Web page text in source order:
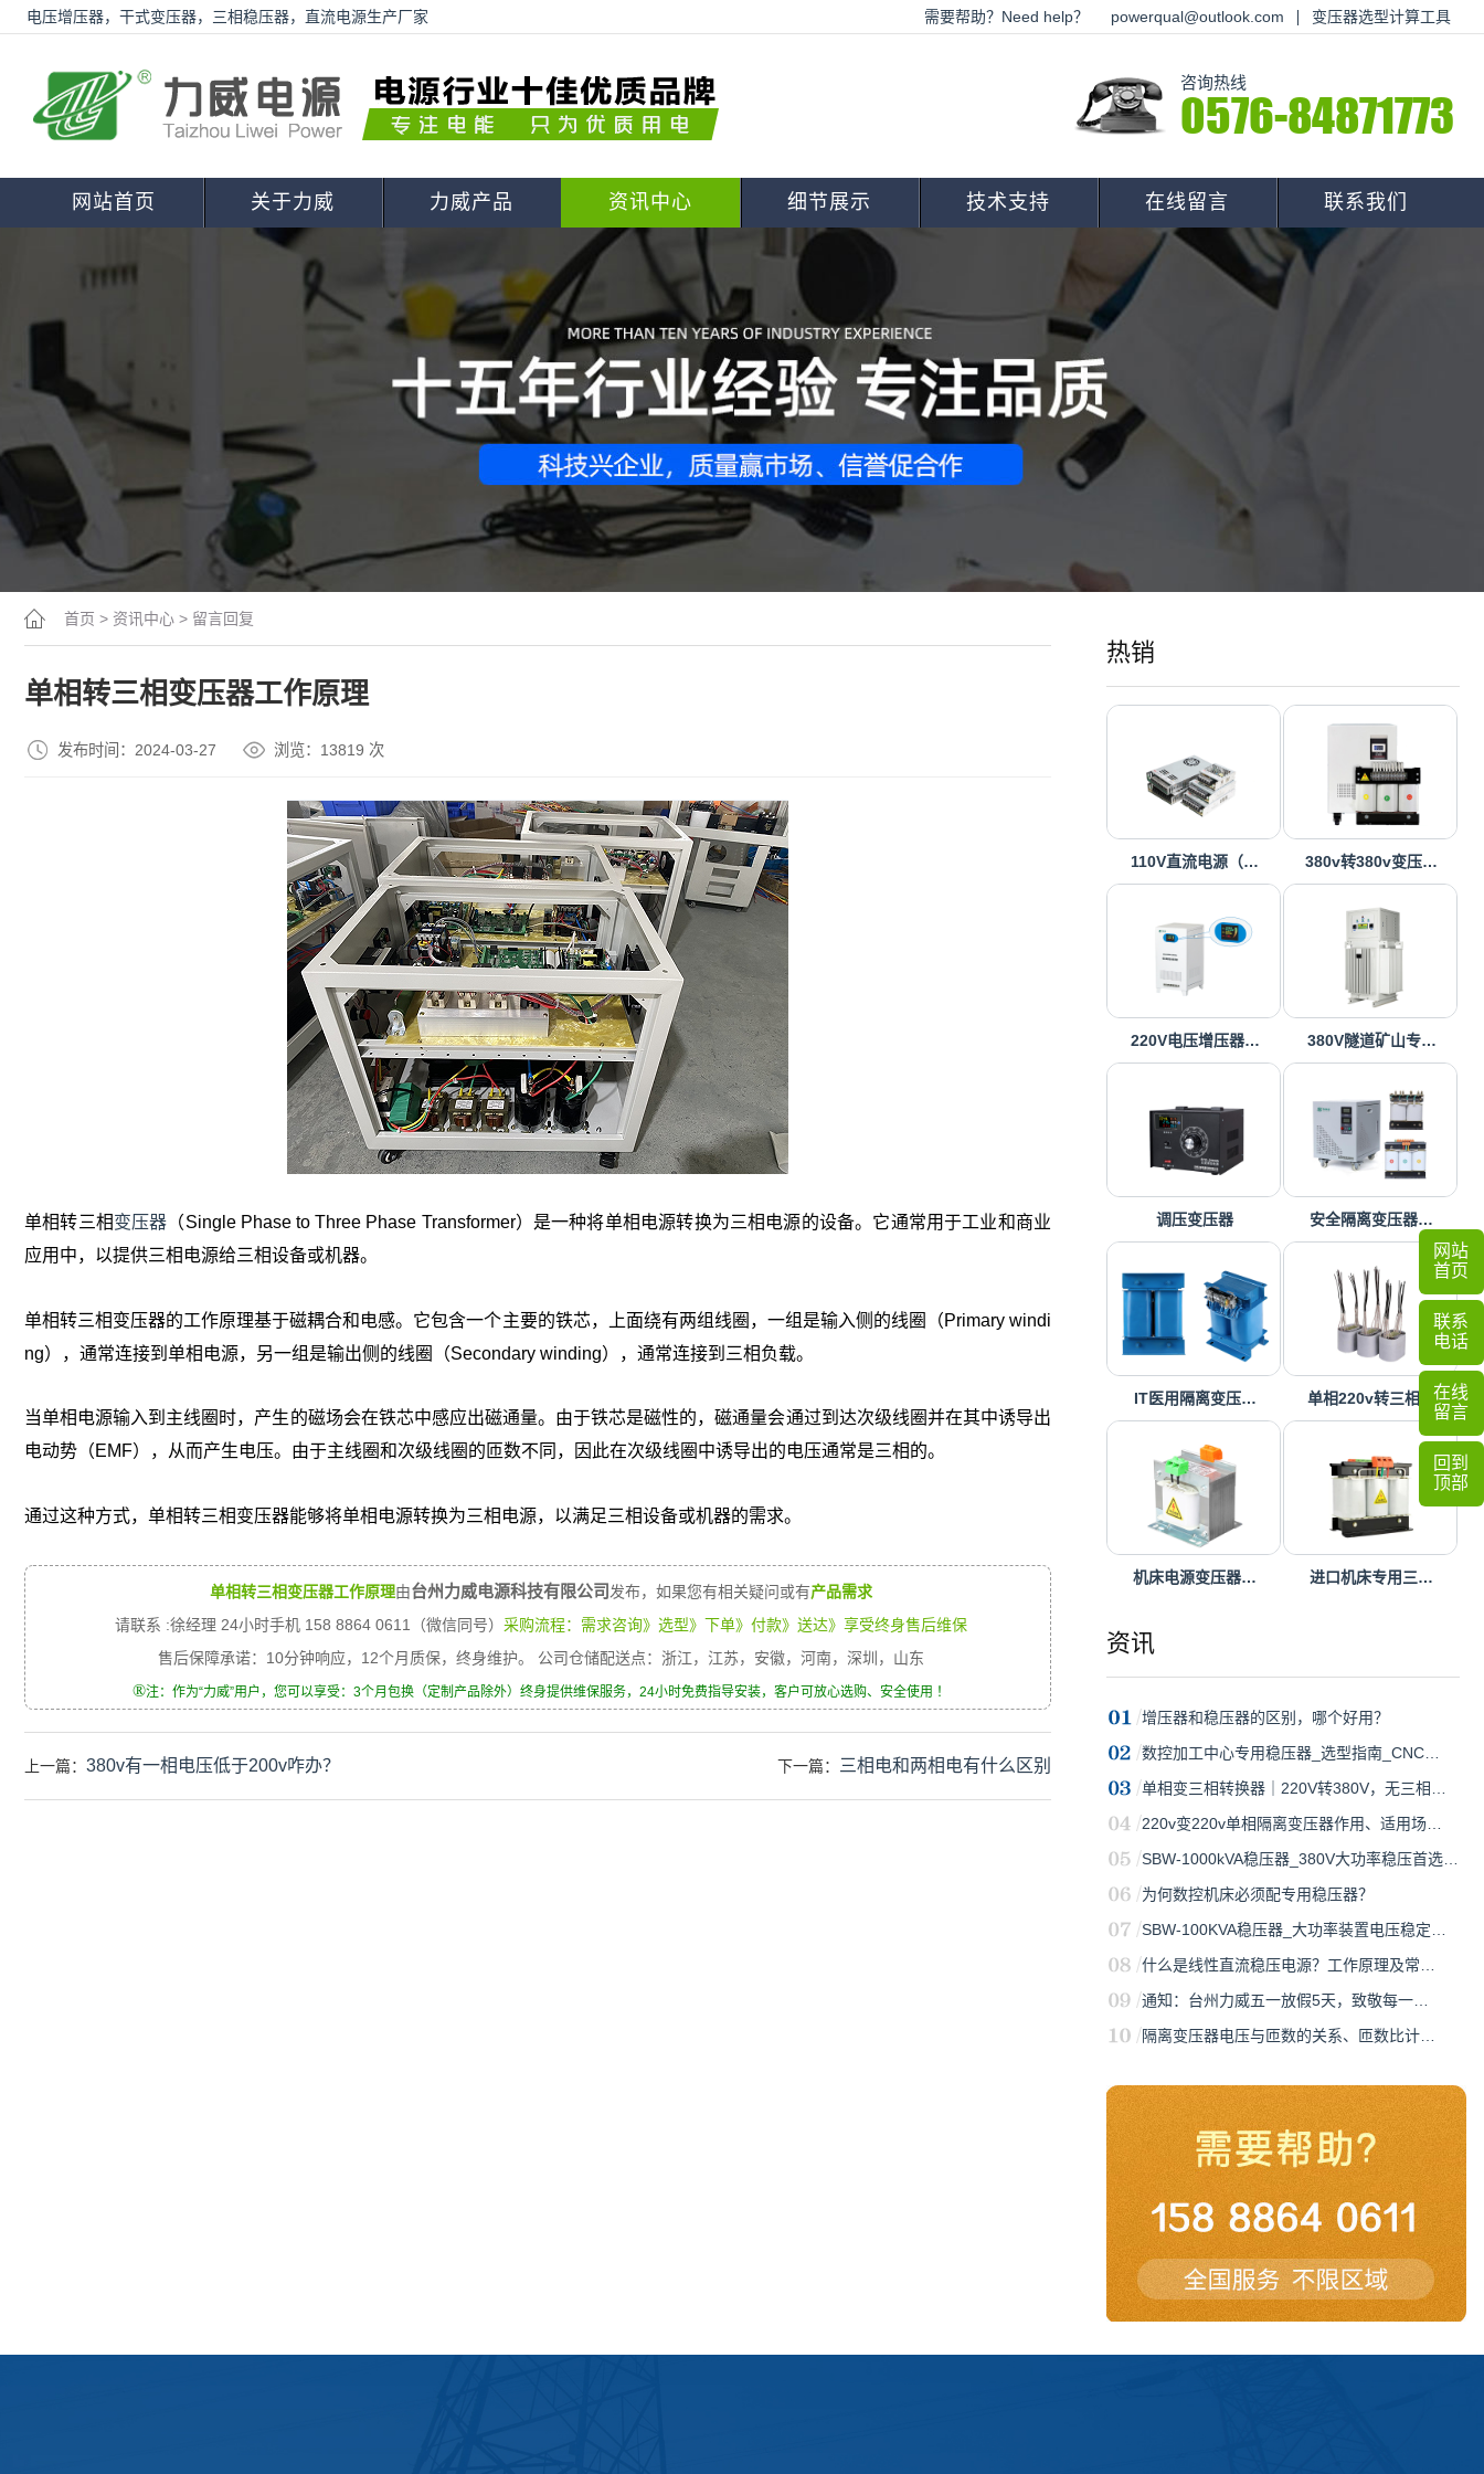
电压增压器，干式变压器，三相稳压器，直流电源生产厂家 需要帮助？Need help？ powerqual@outlook.com 变压器选型计算工具
咨询热线
0576-84871773
网站首页 关于力威 力威产品 资讯中心 细节展示 技术支持 在线留言 联系我们
热销
110V直流电源（… 380v转380v变压…
220V电压增压器… 380V隧道矿山专…
调压变压器 安全隔离变压器…
IT医用隔离变压… 单相220v转三相…
机床电源变压器… 进口机床专用三…
资讯
增压器和稳压器的区别，哪个好用？
数控加工中心专用稳压器_选型指南_CNC…
单相变三相转换器｜220V转380V，无三相…
220v变220v单相隔离变压器作用、适用场…
SBW-1000kVA稳压器_380V大功率稳压首选…
为何数控机床必须配专用稳压器？
SBW-100KVA稳压器_大功率装置电压稳定…
什么是线性直流稳压电源？工作原理及常…
通知：台州力威五一放假5天，致敬每一…
隔离变压器电压与匝数的关系、匝数比计…
首页 > 资讯中心 > 留言回复
单相转三相变压器工作原理
发布时间：2024-03-27 浏览：13819 次
单相转三相变压器 （Single Phase to Three Phase Transformer）是一种将单相电源转换为三相电源的设备。它通常用于工业和商业
应用中，以提供三相电源给三相设备或机器。
单相转三相变压器的工作原理基于磁耦合和电感。它包含一个主要的铁芯，上面绕有两组线圈，一组是输入侧的线圈（Primary windi
ng），通常连接到单相电源，另一组是输出侧的线圈（Secondary winding），通常连接到三相负载。
当单相电源输入到主线圈时，产生的磁场会在铁芯中感应出磁通量。由于铁芯是磁性的，磁通量会通过到达次级线圈并在其中诱导出
电动势（EMF），从而产生电压。由于主线圈和次级线圈的匝数不同，因此在次级线圈中诱导出的电压通常是三相的。
通过这种方式，单相转三相变压器能够将单相电源转换为三相电源，以满足三相设备或机器的需求。
单相转三相变压器工作原理由台州力威电源科技有限公司发布，如果您有相关疑问或有产品需求
请联系 :徐经理 24小时手机 158 8864 0611（微信同号） 采购流程：需求咨询》选型》下单》付款》送达》享受终身售后维保
售后保障承诺：10分钟响应，12个月质保，终身维护。 公司仓储配送点：浙江，江苏，安徽，河南，深圳，山东
®注：作为“力威”用户，您可以享受：3个月包换（定制产品除外）终身提供维保服务，24小时免费指导安装，客户可放心选购、安全使用 ！
上一篇： 380v有一相电压低于200v咋办？ 下一篇： 三相电和两相电有什么区别
网站
首页
联系
电话
在线
留言
回到
顶部